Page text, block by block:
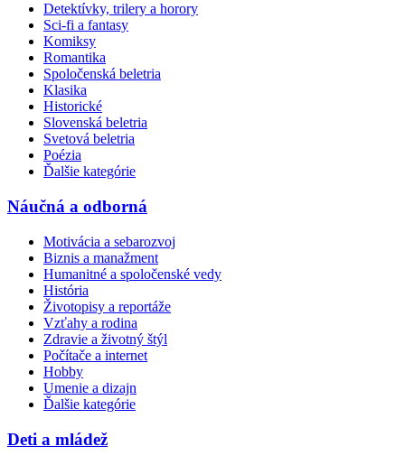
Detektívky, trilery a horory
Sci-fi a fantasy
Komiksy
Romantika
Spoločenská beletria
Klasika
Historické
Slovenská beletria
Svetová beletria
Poézia
Ďalšie kategórie
Náučná a odborná
Motivácia a sebarozvoj
Biznis a manažment
Humanitné a spoločenské vedy
História
Životopisy a reportáže
Vzťahy a rodina
Zdravie a životný štýl
Počítače a internet
Hobby
Umenie a dizajn
Ďalšie kategórie
Deti a mládež